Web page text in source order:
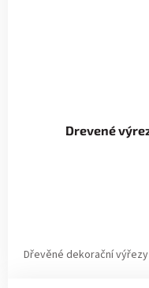
Drevené
Dřevěné dekorační